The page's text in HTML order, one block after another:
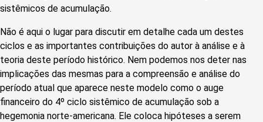
sistêmicos de acumulação.
Não é aqui o lugar para discutir em detalhe cada um destes
ciclos e as importantes contribuições do autor à análise e à
teoria deste período histórico. Nem podemos nos deter nas
implicações das mesmas para a compreensão e análise do
período atual que aparece neste modelo como o auge
financeiro do 4º ciclo sistêmico de acumulação sob a
hegemonia norte-americana. Ele coloca hipóteses a serem